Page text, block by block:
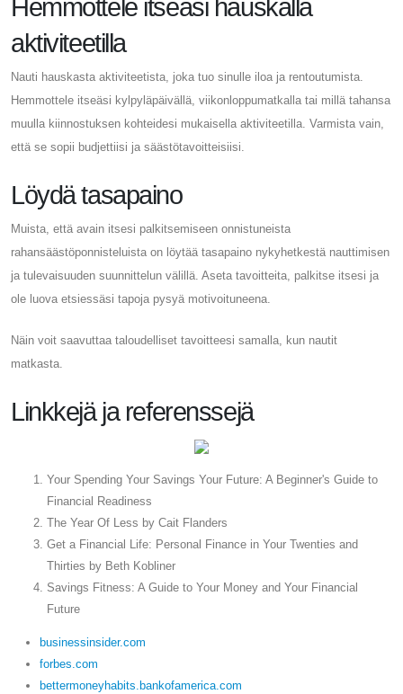
Hemmottele itseäsi hauskalla
aktiviteetilla
Nauti hauskasta aktiviteetista, joka tuo sinulle iloa ja rentoutumista.
Hemmottele itseäsi kylpyläpäivällä, viikonloppumatkalla tai millä tahansa
muulla kiinnostuksen kohteidesi mukaisella aktiviteetilla. Varmista vain,
että se sopii budjettiisi ja säästötavoitteisiisi.
Löydä tasapaino
Muista, että avain itsesi palkitsemiseen onnistuneista
rahansäästöponnisteluista on löytää tasapaino nykyhetkestä nauttimisen
ja tulevaisuuden suunnittelun välillä. Aseta tavoitteita, palkitse itsesi ja
ole luova etsiessäsi tapoja pysyä motivoituneena.
Näin voit saavuttaa taloudelliset tavoitteesi samalla, kun nautit
matkasta.
Linkkejä ja referenssejä
Your Spending Your Savings Your Future: A Beginner's Guide to
Financial Readiness
The Year Of Less by Cait Flanders
Get a Financial Life: Personal Finance in Your Twenties and
Thirties by Beth Kobliner
Savings Fitness: A Guide to Your Money and Your Financial
Future
businessinsider.com
forbes.com
bettermoneyhabits.bankofamerica.com